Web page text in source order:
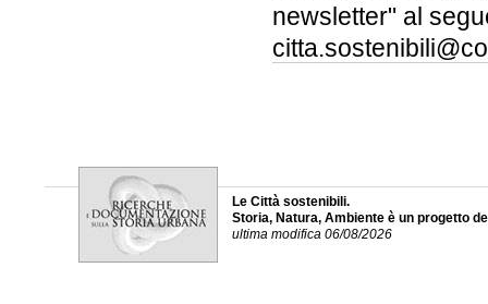
newsletter" al
Le Città sostenibili.
Storia, Natura, Ambiente è un progetto
ultima modifica 06/08/2026